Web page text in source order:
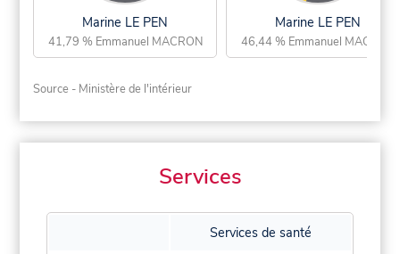
Marine LE PEN
41,79 % Emmanuel MACRON
Marine LE PEN
46,44 % Emmanuel MACRON
Source - Ministère de l'intérieur
Services
Services de santé